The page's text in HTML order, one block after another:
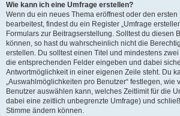
Wie kann ich eine Umfrage erstellen?
Wenn du ein neues Thema eröffnest oder den
bearbeitest, findest du ein Register „Umfrage
Formulars zur Beitragserstellung. Solltest du diesen
können, so hast du wahrscheinlich nicht die
erstellen. Du solltest einen Titel und mindestens
die entsprechenden Felder eingeben und dabei
Antwortmöglichkeit in einer eigenen Zeile steht. Du
„Auswahlmöglichkeiten pro Benutzer“ festlegen, wie
Benutzer auswählen kann, welches Zeitlimit für die
dabei eine zeitlich unbegrenzte Umfrage) und
Stimme ändern können.